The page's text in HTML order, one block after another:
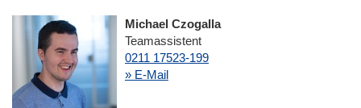
Michael Czogalla
Teamassistent
0211 17523-199
» E-Mail